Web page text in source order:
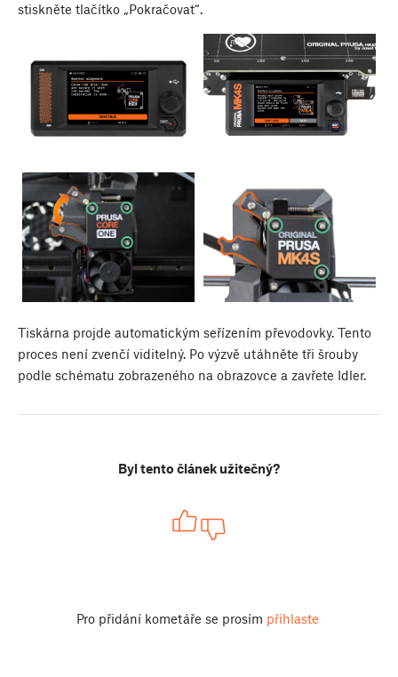
stiskněte tlačítko „Pokračovat“.
Tiskárna projde automatickým seřízením převodovky. Tento
proces není zvenčí viditelný. Po výzvě utáhněte tři šrouby
podle schématu zobrazeného na obrazovce a zavřete Idler.
Byl tento článek užitečný?
Pro přidání kometáře se prosím přihlaste